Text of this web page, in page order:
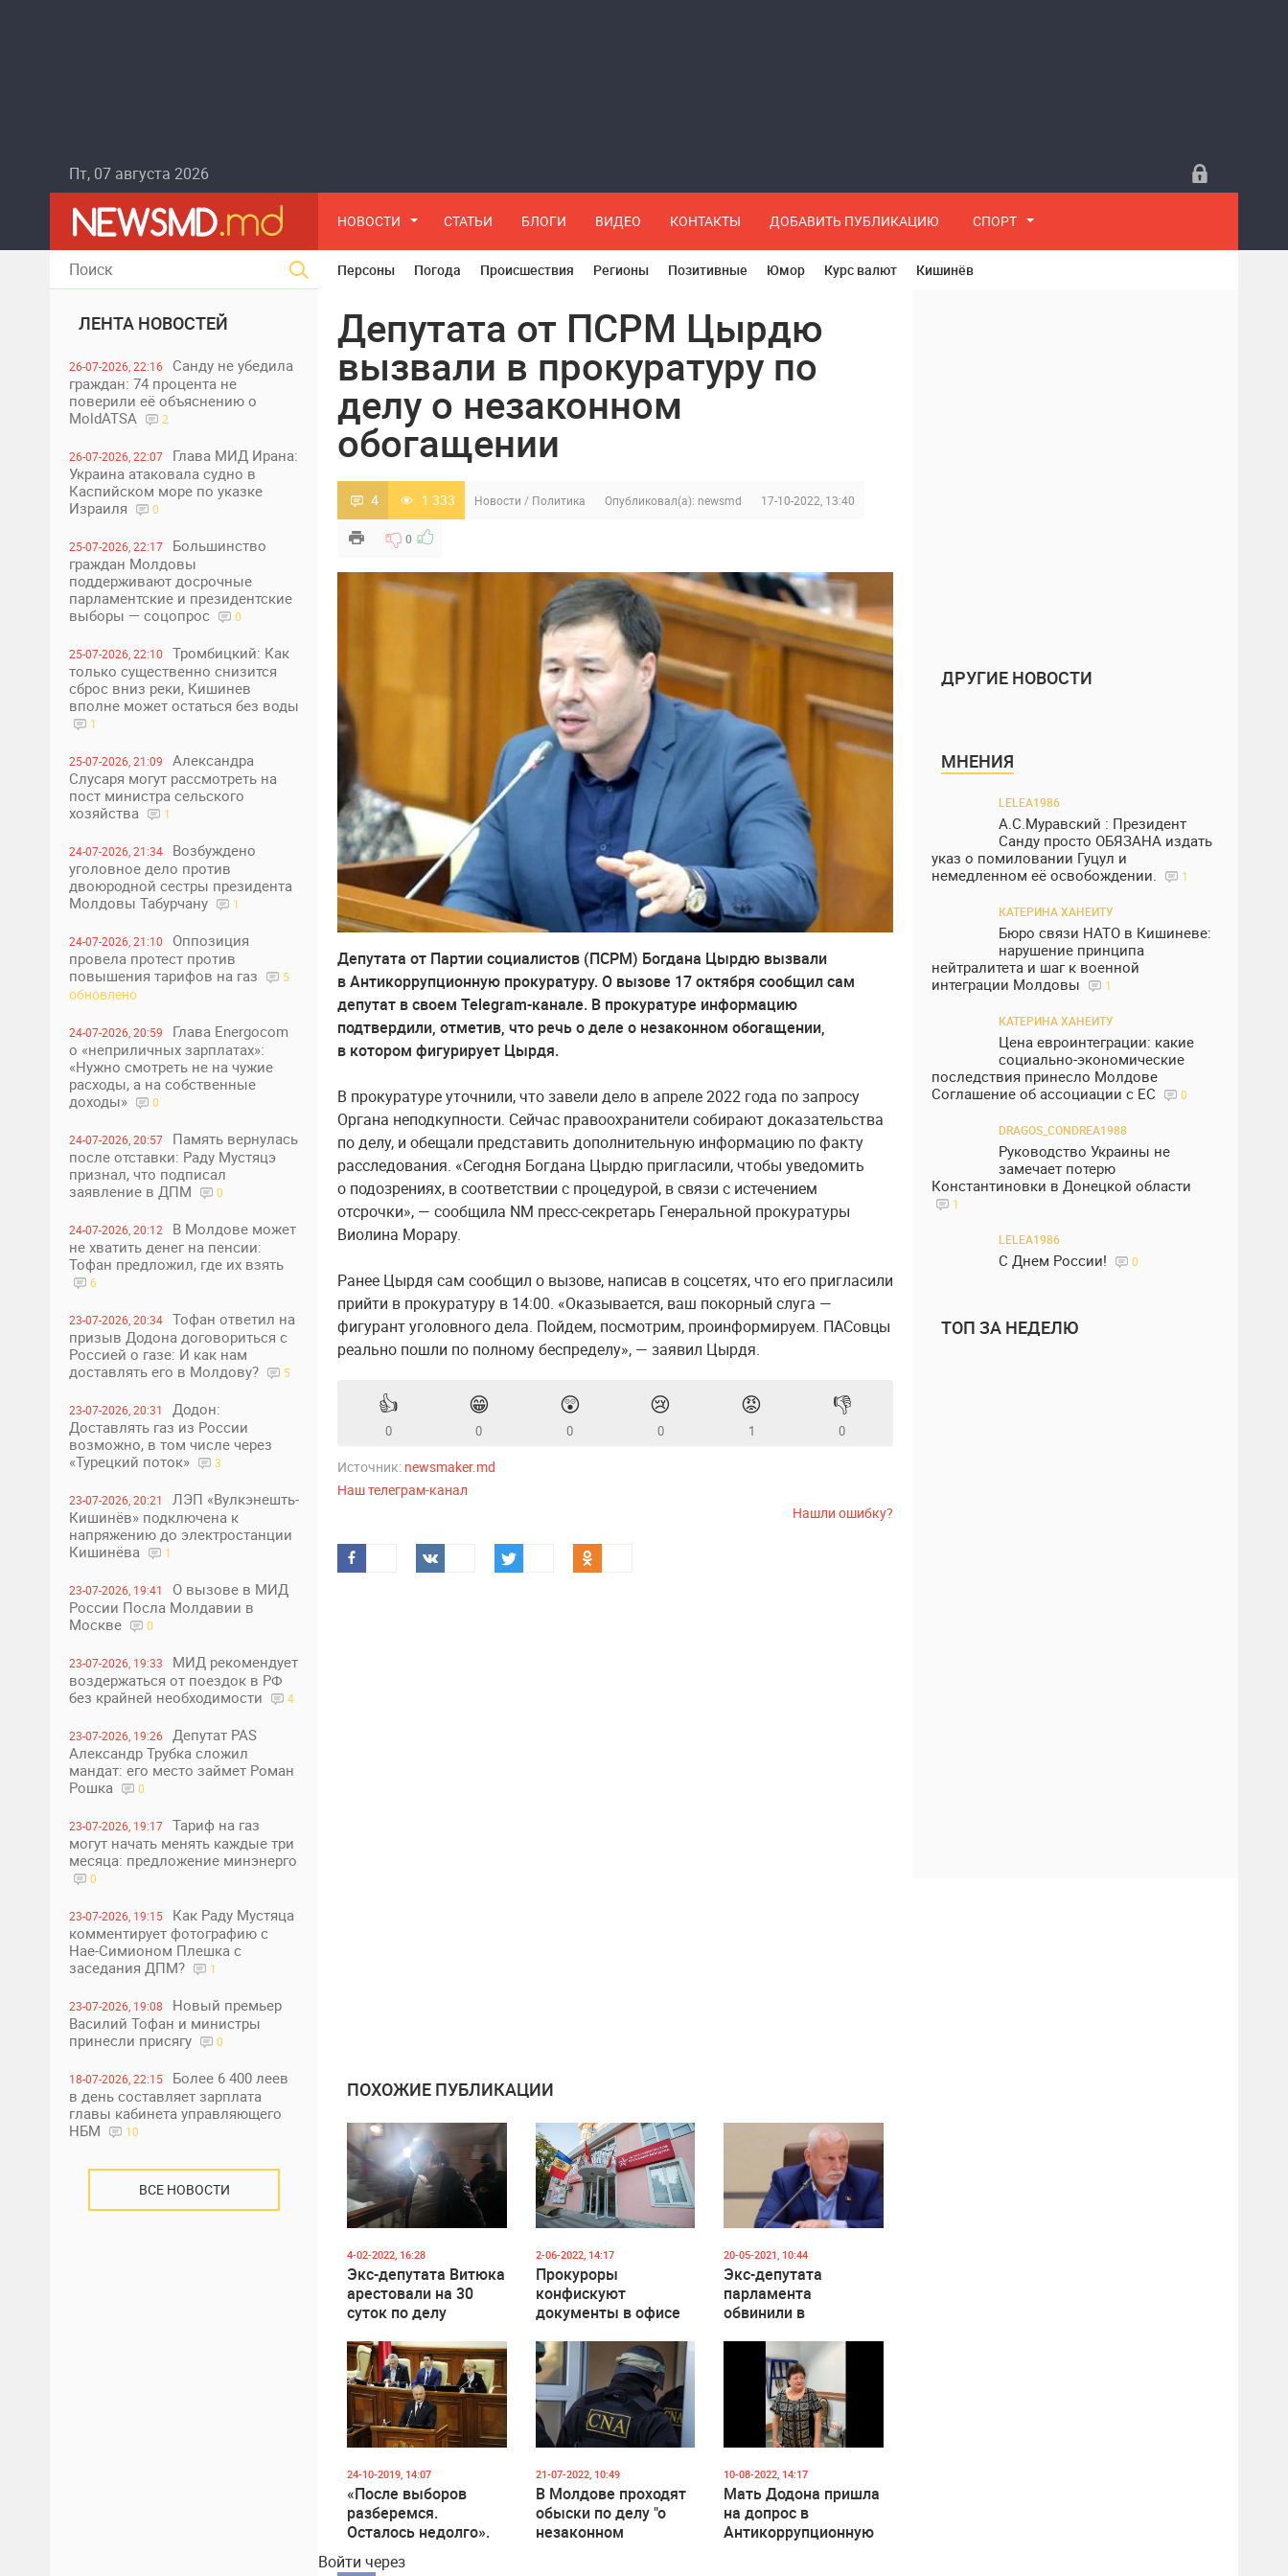
Пт, 07 августа 2026
НОВОСТИ СТАТЬИ БЛОГИ ВИДЕО КОНТАКТЫ ДОБАВИТЬ ПУБЛИКАЦИЮ СПОРТ
ЛЕНТА НОВОСТЕЙ
26-07-2026, 22:16
Санду не убедила
граждан: 74 процента не
поверили её объяснению о
MoldATSA
2
26-07-2026, 22:07
Глава МИД Ирана:
Украина атаковала судно в
Каспийском море по указке
Израиля
0
25-07-2026, 22:17
Большинство
граждан Молдовы
поддерживают досрочные
парламентские и президентские
выборы — соцопрос
0
25-07-2026, 22:10
Тромбицкий: Как
только существенно снизится
сброс вниз реки, Кишинев
вполне может остаться без воды
1
25-07-2026, 21:09
Александра
Слусаря могут рассмотреть на
пост министра сельского
хозяйства
1
24-07-2026, 21:34
Возбуждено
уголовное дело против
двоюродной сестры президента
Молдовы Табурчану
1
24-07-2026, 21:10
Оппозиция
провела протест против
повышения тарифов на газ
5
обновлено
24-07-2026, 20:59
Глава Energocom
о «неприличных зарплатах»:
«Нужно смотреть не на чужие
расходы, а на собственные
доходы»
0
24-07-2026, 20:57
Память вернулась
после отставки: Раду Мустяцэ
признал, что подписал
заявление в ДПМ
0
24-07-2026, 20:12
В Молдове может
не хватить денег на пенсии:
Тофан предложил, где их взять
6
23-07-2026, 20:34
Тофан ответил на
призыв Додона договориться с
Россией о газе: И как нам
доставлять его в Молдову?
5
23-07-2026, 20:31
Додон:
Доставлять газ из России
возможно, в том числе через
«Турецкий поток»
3
23-07-2026, 20:21
ЛЭП «Вулкэнешть-
Кишинёв» подключена к
напряжению до электростанции
Кишинёва
1
23-07-2026, 19:41
О вызове в МИД
России Посла Молдавии в
Москве
0
23-07-2026, 19:33
МИД рекомендует
воздержаться от поездок в РФ
без крайней необходимости
4
23-07-2026, 19:26
Депутат PAS
Александр Трубка сложил
мандат: его место займет Роман
Рошка
0
23-07-2026, 19:17
Тариф на газ
могут начать менять каждые три
месяца: предложение минэнерго
0
23-07-2026, 19:15
Как Раду Мустяца
комментирует фотографию с
Нае-Симионом Плешка с
заседания ДПМ?
1
23-07-2026, 19:08
Новый премьер
Василий Тофан и министры
принесли присягу
0
18-07-2026, 22:15
Более 6 400 леев
в день составляет зарплата
главы кабинета управляющего
НБМ
10
ВСЕ НОВОСТИ
Персоны Погода Происшествия Регионы Позитивные Юмор Курс валют Кишинёв
Депутата от ПСРМ Цырдю
вызвали в прокуратуру по
делу о незаконном
обогащении
4 1 333 Новости / Политика Опубликовал(а): newsmd 17-10-2022, 13:40
0
Депутата от Партии социалистов (ПСРМ) Богдана Цырдю вызвали
в Антикоррупционную прокуратуру. О вызове 17 октября сообщил сам
депутат в своем Telegram-канале. В прокуратуре информацию
подтвердили, отметив, что речь о деле о незаконном обогащении,
в котором фигурирует Цырдя.
В прокуратуре уточнили, что завели дело в апреле 2022 года по запросу
Органа неподкупности. Сейчас правоохранители собирают доказательства
по делу, и обещали представить дополнительную информацию по факту
расследования. «Сегодня Богдана Цырдю пригласили, чтобы уведомить
о подозрениях, в соответствии с процедурой, в связи с истечением
отсрочки», — сообщила NM пресс-секретарь Генеральной прокуратуры
Виолина Морару.
Ранее Цырдя сам сообщил о вызове, написав в соцсетях, что его пригласили
прийти в прокуратуру в 14:00. «Оказывается, ваш покорный слуга —
фигурант уголовного дела. Пойдем, посмотрим, проинформируем. ПАСовцы
реально пошли по полному беспределу», — заявил Цырдя.
👍
0
😁
0
😲
0
😢
0
😡
1
👎
0
Источник: newsmaker.md
Наш телеграм-канал
Нашли ошибку?
ПОХОЖИЕ ПУБЛИКАЦИИ
4-02-2022, 16:28
Экс-депутата Витюка
арестовали на 30
суток по делу
перебежчиков»
2-06-2022, 14:17
Прокуроры
конфискуют
документы в офисе
Додона
20-05-2021, 10:44
Экс-депутата
парламента
обвинили в
Прокуратура откроет
уголовное дело
24-10-2019, 14:07
«После выборов
разберемся.
Осталось недолго».
Цырде про
21-07-2022, 10:49
В Молдове проходят
обыски по делу "о
незаконном
10-08-2022, 14:17
Мать Додона пришла
на допрос в
Антикоррупционную
Войти через
ДРУГИЕ НОВОСТИ
МНЕНИЯ
LELEA1986
А.С.Муравский : Президент
Санду просто ОБЯЗАНА издать
указ о помиловании Гуцул и
немедленном её освобождении.
1
КАТЕРИНА ХАНЕИТУ
Бюро связи НАТО в Кишиневе:
нарушение принципа
нейтралитета и шаг к военной
интеграции Молдовы
1
КАТЕРИНА ХАНЕИТУ
Цена евроинтеграции: какие
социально-экономические
последствия принесло Молдове
Соглашение об ассоциации с ЕС
0
DRAGOS_CONDREA1988
Руководство Украины не
замечает потерю
Константиновки в Донецкой области
1
LELEA1986
С Днем России! 0
ТОП ЗА НЕДЕЛЮ